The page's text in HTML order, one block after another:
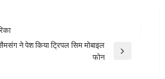
ने पेश किया ट्रिपल सिम मोबाइल
फोन